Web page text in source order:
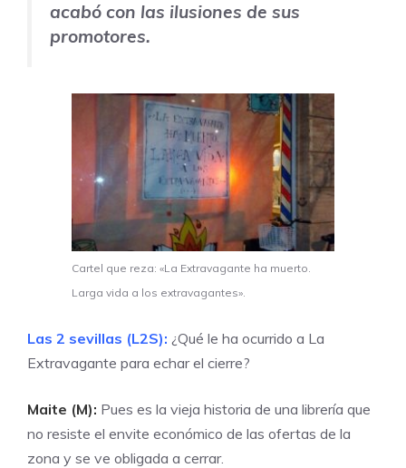
acabó con las ilusiones de sus
promotores.
Cartel que reza: «La Extravagante ha muerto.
Larga vida a los extravagantes».
Las 2 sevillas (L2S): ¿Qué le ha ocurrido a La
Extravagante para echar el cierre?
Maite (M): Pues es la vieja historia de una librería que
no resiste el envite económico de las ofertas de la
zona y se ve obligada a cerrar.